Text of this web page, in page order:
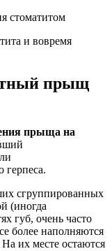
стоматитом
и вовремя
прыщ
прыща на
герпеса.
сгруппированных
(иногда
губ, очень часто
более наполняются
их месте остаются